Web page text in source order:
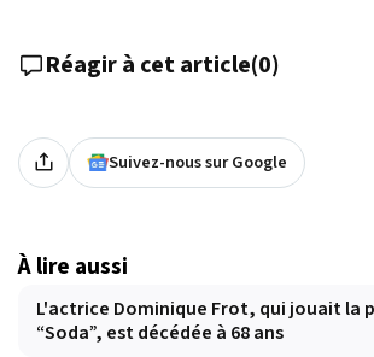
Réagir à cet article(0)
Suivez-nous sur Google
À lire aussi
L'actrice Dominique Frot, qui jouait la
“Soda”, est décédée à 68 ans